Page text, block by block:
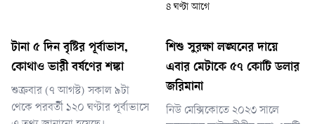
যেখানে দেশের শিক্ষার্থীরা আবার
৪ ঘণ্টা আগে
টানা ৫ দিন বৃষ্টির পূর্বাভাস,
কোথাও ভারী বর্ষণের শঙ্কা
শুক্রবার (৭ আগস্ট) সকাল ৯টা
থেকে পরবর্তী ১২০ ঘণ্টার পূর্বাভাসে
শিশু সুরক্ষা লঙ্ঘনের দায়ে
এবার মেটাকে ৫৭ কোটি ডলার
জরিমানা
নিউ মেক্সিকোতে ২০২৩ সালে